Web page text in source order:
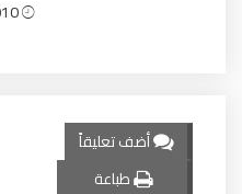
أضف تعليقاً
طباعة